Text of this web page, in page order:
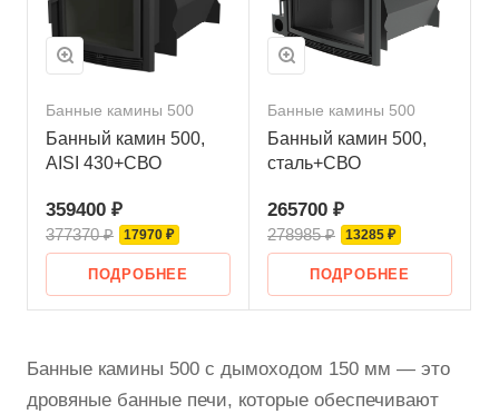
Банные камины 500
Банный камин 500,
AISI 430+СВО
359400 ₽
377370 ₽ 17970 ₽
ПОДРОБНЕЕ
Банные камины 500
Банный камин 500,
сталь+СВО
265700 ₽
278985 ₽ 13285 ₽
ПОДРОБНЕЕ
Банные камины 500 с дымоходом 150 мм — это
дровяные банные печи, которые обеспечивают